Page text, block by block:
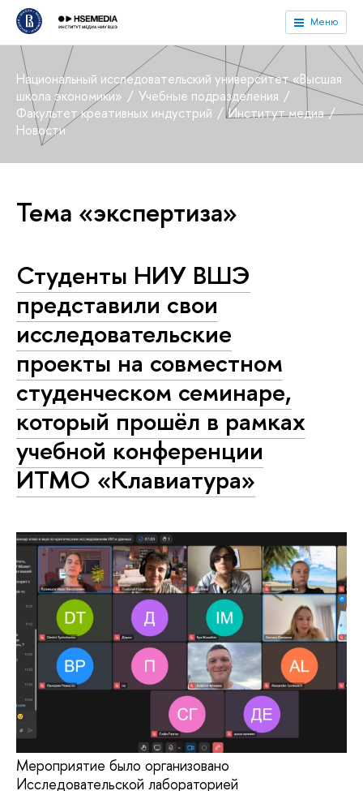
Меню
Национальный исследовательский университет «Высшая
школа экономики»
Учебные подразделения
Факультет креативных индустрий
Институт медиа
Новости
Тема «экспертиза»
Студенты НИУ ВШЭ
представили свои
исследовательские
проекты на совместном
студенческом семинаре,
который прошёл в рамках
учебной конференции
ИТМО «Клавиатура»
Мероприятие было организовано
Исследовательской лабораторией